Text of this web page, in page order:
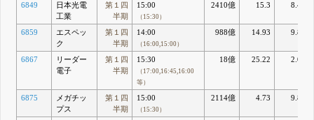
6849
日本光電
工業
第１四
半期
15:00
（15:30）
2410億 15.3 8.47
6859
エスペッ
ク
第１四
半期
14:00
（16:00,15:00）
988億 14.93 9.84
6867
リーダー
電子
第１四
半期
15:30
（17:00,16:45,16:00
等）
18億 25.22 2.03
6875
メガチッ
プス
第１四
半期
15:00
（15:30）
2114億 4.73 9.82